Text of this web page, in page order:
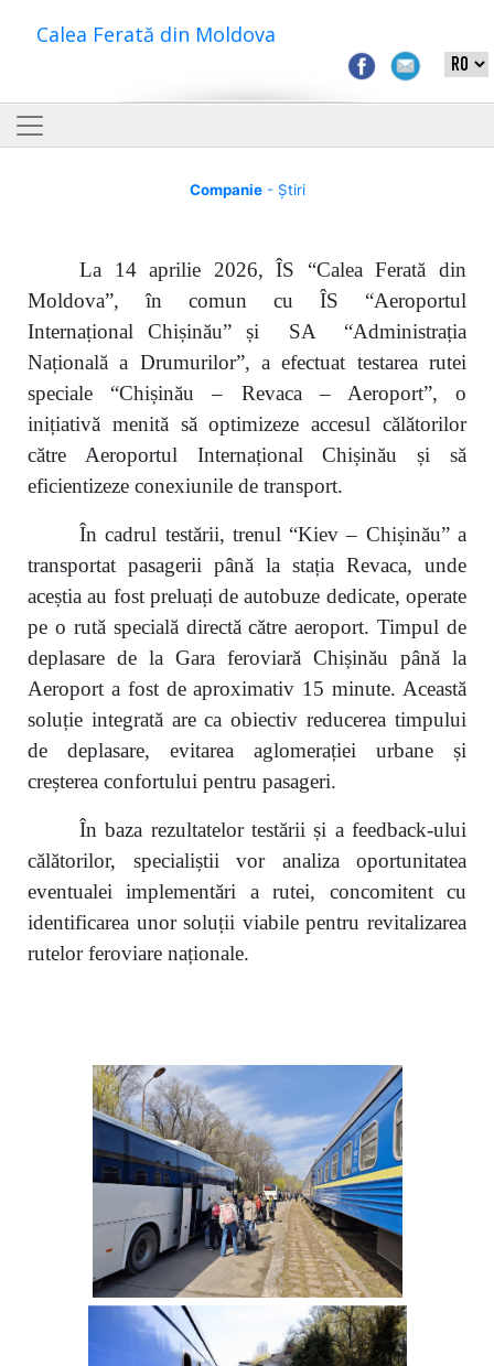
Calea Ferată din Moldova
Companie- Știri
La 14 aprilie 2026, ÎS “Calea Ferată din
Moldova”, în comun cu ÎS “Aeroportul
Internațional Chișinău” și SA “Administrația
Națională a Drumurilor”, a efectuat testarea rutei
speciale “Chișinău – Revaca – Aeroport”, o
inițiativă menită să optimizeze accesul călătorilor
către Aeroportul Internațional Chișinău și să
eficientizeze conexiunile de transport.
În cadrul testării, trenul “Kiev – Chișinău” a
transportat pasagerii până la stația Revaca, unde
aceștia au fost preluați de autobuze dedicate, operate
pe o rută specială directă către aeroport. Timpul de
deplasare de la Gara feroviară Chișinău până la
Aeroport a fost de aproximativ 15 minute. Această
soluție integrată are ca obiectiv reducerea timpului
de deplasare, evitarea aglomerației urbane și
creșterea confortului pentru pasageri.
În baza rezultatelor testării și a feedback-ului
călătorilor, specialiștii vor analiza oportunitatea
eventualei implementări a rutei, concomitent cu
identificarea unor soluții viabile pentru revitalizarea
rutelor feroviare naționale.